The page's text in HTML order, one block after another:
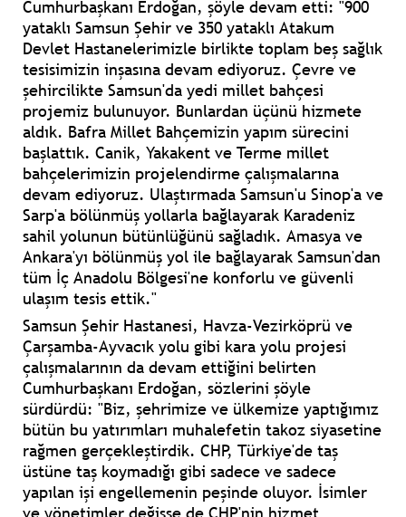
Cumhurbaşkanı Erdoğan, şöyle devam etti: "900
yataklı Samsun Şehir ve 350 yataklı Atakum
Devlet Hastanelerimizle birlikte toplam beş sağlık
tesisimizin inşasına devam ediyoruz. Çevre ve
şehircilikte Samsun'da yedi millet bahçesi
projemiz bulunuyor. Bunlardan üçünü hizmete
aldık. Bafra Millet Bahçemizin yapım sürecini
başlattık. Canik, Yakakent ve Terme millet
bahçelerimizin projelendirme çalışmalarına
devam ediyoruz. Ulaştırmada Samsun'u Sinop'a ve
Sarp'a bölünmüş yollarla bağlayarak Karadeniz
sahil yolunun bütünlüğünü sağladık. Amasya ve
Ankara'yı bölünmüş yol ile bağlayarak Samsun'dan
tüm İç Anadolu Bölgesi'ne konforlu ve güvenli
ulaşım tesis ettik."
Samsun Şehir Hastanesi, Havza-Vezirköprü ve
Çarşamba-Ayvacık yolu gibi kara yolu projesi
çalışmalarının da devam ettiğini belirten
Cumhurbaşkanı Erdoğan, sözlerini şöyle
sürdürdü: "Biz, şehrimize ve ülkemize yaptığımız
bütün bu yatırımları muhalefetin takoz siyasetine
rağmen gerçekleştirdik. CHP, Türkiye'de taş
üstüne taş koymadığı gibi sadece ve sadece
yapılan işi engellemenin peşinde oluyor. İsimler